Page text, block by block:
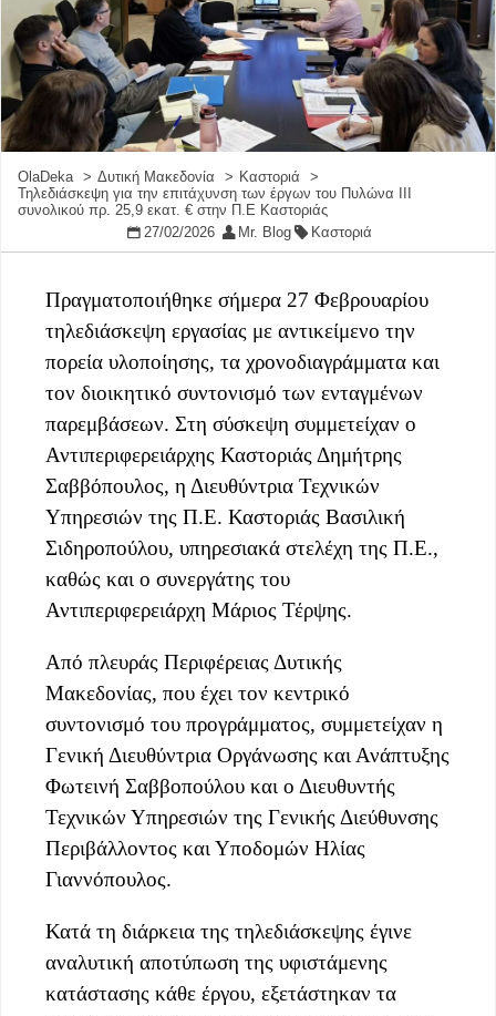
OlaDeka Δυτική Μακεδονία
Καστοριά
Τηλεδιάσκεψη για την επιτάχυνση των έργων του Πυλώνα III
συνολικού πρ. 25,9 εκατ. € στην Π.Ε Καστοριάς
27/02/2026
Mr. Blog Καστοριά
Πραγματοποιήθηκε σήμερα 27 Φεβρουαρίου
τηλεδιάσκεψη εργασίας με αντικείμενο την
πορεία υλοποίησης, τα χρονοδιαγράμματα και
τον διοικητικό συντονισμό των ενταγμένων
παρεμβάσεων. Στη σύσκεψη συμμετείχαν ο
Αντιπεριφερειάρχης Καστοριάς Δημήτρης
Σαββόπουλος, η Διευθύντρια Τεχνικών
Υπηρεσιών της Π.Ε. Καστοριάς Βασιλική
Σιδηροπούλου, υπηρεσιακά στελέχη της Π.Ε.,
καθώς και ο συνεργάτης του
Αντιπεριφερειάρχη Μάριος Τέρψης.
Από πλευράς Περιφέρειας Δυτικής
Μακεδονίας, που έχει τον κεντρικό
συντονισμό του προγράμματος, συμμετείχαν η
Γενική Διευθύντρια Οργάνωσης και Ανάπτυξης
Φωτεινή Σαββοπούλου και ο Διευθυντής
Τεχνικών Υπηρεσιών της Γενικής Διεύθυνσης
Περιβάλλοντος και Υποδομών Ηλίας
Γιαννόπουλος.
Κατά τη διάρκεια της τηλεδιάσκεψης έγινε
αναλυτική αποτύπωση της υφιστάμενης
κατάστασης κάθε έργου, εξετάστηκαν τα